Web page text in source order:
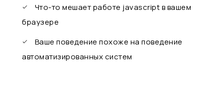
Что-то мешает работе javascript в вашем
браузере
Ваше поведение похоже на поведение
автоматизированных систем